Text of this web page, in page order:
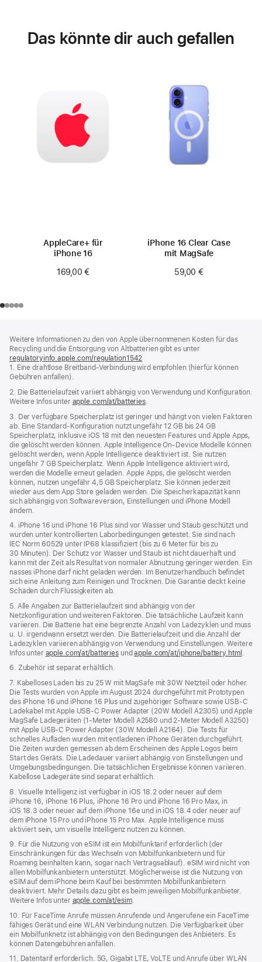
Das könnte dir auch gefallen
AppleCare+ für
iPhone 16
169,00 €
iPhone 16 Clear Case
mit MagSafe
59,00 €
Weitere Informationen zu den von Apple übernommenen Kosten für das
Recycling und die Entsorgung von Altbatterien gibt es unter
regulatoryinfo.apple.com/regulation1542
ein
1. Eine drahtlose Breitband-Verbindung wird empfohlen (hierfür können
Gebühren anfallen).
2. Die Batterielaufzeit variiert abhängig von Verwendung und Konfiguration.
Weitere Infos unter apple.com/at/batteries.
3. Der verfügbare Speicherplatz ist geringer und hängt von vielen Faktoren
ab. Eine Standard-Konfiguration nutzt ungefähr 12 GB bis 24 GB
Speicherplatz, inklusive iOS 18 mit den neuesten Features und Apple Apps,
die gelöscht werden können. Apple Intelligence On‑Device Modelle können
gelöscht werden, wenn Apple Intelligence deaktiviert ist. Sie nutzen
ungefähr 7 GB Speicherplatz. Wenn Apple Intelligence aktiviert wird,
werden die Modelle erneut geladen. Apple Apps, die gelöscht werden
können, nutzen ungefähr 4,5 GB Speicherplatz. Sie können jederzeit
wieder aus dem App Store geladen werden. Die Speicherkapazität kann
sich abhängig von Softwareversion, Einstellungen und iPhone Modell
ändern.
4. iPhone 16 und iPhone 16 Plus sind vor Wasser und Staub geschützt und
wurden unter kontrollierten Laborbedingungen getestet. Sie sind nach
IEC Norm 60529 unter IP68 klassifiziert (bis zu 6 Meter für bis zu
30 Minuten). Der Schutz vor Wasser und Staub ist nicht dauerhaft und
kann mit der Zeit als Resultat von normaler Abnutzung geringer werden. Ein
nasses iPhone darf nicht geladen werden. Im Benutzerhandbuch befindet
sich eine Anleitung zum Reinigen und Trocknen. Die Garantie deckt keine
Schäden durch Flüssigkeiten ab.
5. Alle Angaben zur Batterielaufzeit sind abhängig von der
Netzkonfiguration und weiteren Faktoren. Die tatsächliche Laufzeit kann
variieren. Die Batterie hat eine begrenzte Anzahl von Lade­zyklen und muss
u. U. irgend­wann ersetzt werden. Die Batterielaufzeit und die Anzahl der
Ladezyklen variieren abhängig von Verwendung und Einstellungen. Weitere
Infos unter apple.com/at/batteriesundapple.com/at/iphone/battery.html
6. Zubehör ist separat erhältlich.
7. Kabelloses Laden bis zu 25 W mit MagSafe mit 30W Netzteil oder höher.
Die Tests wurden von Apple im August 2024 durchgeführt mit Prototypen
des iPhone 16 und iPhone 16 Plus und zugehöriger Software­ sowie USB‑C
Ladekabel mit Apple USB‑C Power Adapter (20W Modell A2305) und Apple
MagSafe Ladegeräten (1‑Meter Modell A2580 und 2‑Meter Modell A3250)
mit Apple USB‑C Power Adapter (30W Modell A2164). Die Tests für
schnelles Aufladen wurden mit entladenen iPhone Geräten durchgeführt.
Die Zeiten wurden gemessen ab dem Erscheinen des Apple Logos beim
Start des Geräts. Die Ladedauer variiert abhängig von Einstellungen und
Umgebungsbedingungen. Die tatsächlichen Ergebnisse können variieren.
Kabellose Ladegeräte sind separat erhältlich.
8. Visuelle Intelligenz ist verfügbar in iOS 18.2 oder neuer auf dem
iPhone 16, iPhone 16 Plus, iPhone 16 Pro und iPhone 16 Pro Max, in
iOS 18.3 oder neuer auf dem iPhone 16e und in iOS 18.4 oder neuer auf
dem iPhone 15 Pro und iPhone 15 Pro Max. Apple Intelligence muss
aktiviert sein, um visuelle Intelligenz nutzen zu können.
9. Für die Nutzung von eSIM ist ein Mobilfunktarif erforderlich (der
Einschränkungen für das Wechseln von Mobilfunkanbietern und für
Roaming beinhalten kann, sogar nach Vertragsablauf). eSIM wird nicht von
allen Mobilfunkanbietern unterstützt. Möglicherweise ist die Nutzung von
eSIM auf dem iPhone beim Kauf bei bestimmten Mobilfunkanbietern
deaktiviert. Mehr Details dazu gibt es beim jeweiligen Mobilfunkanbieter.
Weitere Infos unter apple.com/at/esim.
10. Für FaceTime Anrufe müssen Anrufende und Angerufene ein FaceTime
fähiges Gerät und eine WLAN Verbindung nutzen. Die Verfügbarkeit über
ein Mobilfunknetz ist abhängig von den Bedingungen des Anbieters. Es
können Datengebühren anfallen.
11. Datentarif erforderlich. 5G, Gigabit LTE, VoLTE und Anrufe über WLAN